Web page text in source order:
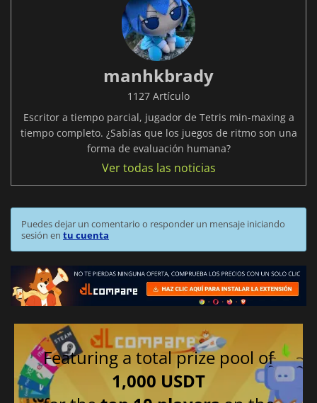
manhkbrady
1127 Artículo
Escritor a tiempo parcial, jugador de Tetris min-maxing a
tiempo completo. ¿Sabías que los juegos de ritmo son una
forma de evaluación humana?
Ver todas las noticias
Puedes dejar un comentario o responder un mensaje iniciando
sesión en tu cuenta
Featuring a total prize pool of
1,000 USDT